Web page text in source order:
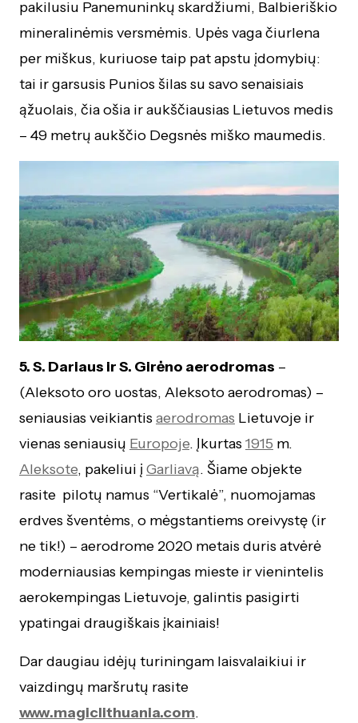
pakilusiu Panemuninkų skardžiumi, Balbieriškio
mineralinėmis versmėmis. Upės vaga čiurlena
per miškus, kuriuose taip pat apstu įdomybių:
tai ir garsusis Punios šilas su savo senaisiais
ąžuolais, čia ošia ir aukščiausias Lietuvos medis
– 49 metrų aukščio Degsnės miško maumedis.
5. S. Dariaus ir S. Girėno aerodromas –
(Aleksoto oro uostas, Aleksoto aerodromas) –
seniausias veikiantis aerodromas Lietuvoje ir
vienas seniausių Europoje. Įkurtas 1915 m.
Aleksote, pakeliui į Garliavą. Šiame objekte
rasite pilotų namus “Vertikalė”, nuomojamas
erdves šventėms, o mėgstantiems oreivystę (ir
ne tik!) – aerodrome 2020 metais duris atvėrė
moderniausias kempingas mieste ir vienintelis
aerokempingas Lietuvoje, galintis pasigirti
ypatingai draugiškais įkainiais!
Dar daugiau idėjų turiningam laisvalaikiui ir
vaizdingų maršrutų rasite
www.magiclithuania.com.